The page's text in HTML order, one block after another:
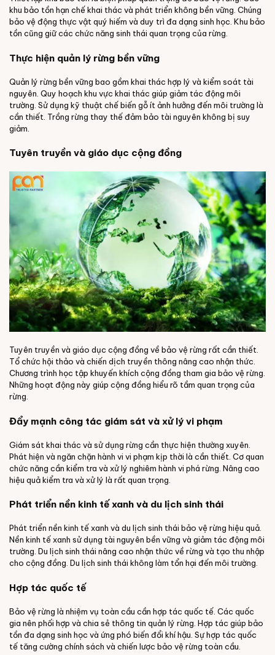
khu bảo tồn hạn chế khai thác và phát triển không bền vững. Chúng
bảo vệ động thực vật quý hiếm và duy trì đa dạng sinh học. Khu bảo
tồn cũng giữ các chức năng sinh thái quan trọng của rừng.
Thực hiện quản lý rừng bền vững
Quản lý rừng bền vững bao gồm khai thác hợp lý và kiểm soát tài
nguyên. Quy hoạch khu vực khai thác giúp giảm tác động môi
trường. Sử dụng kỹ thuật chế biến gỗ ít ảnh hưởng đến môi trường là
cần thiết. Trồng rừng thay thế đảm bảo tài nguyên không bị suy
giảm.
Tuyên truyền và giáo dục cộng đồng
Tuyên truyền và giáo dục cộng đồng về bảo vệ rừng rất cần thiết.
Tổ chức hội thảo và chiến dịch truyền thông nâng cao nhận thức.
Chương trình học tập khuyến khích cộng đồng tham gia bảo vệ rừng.
Những hoạt động này giúp cộng đồng hiểu rõ tầm quan trọng của
rừng.
Đẩy mạnh công tác giám sát và xử lý vi phạm
Giám sát khai thác và sử dụng rừng cần thực hiện thường xuyên.
Phát hiện và ngăn chặn hành vi vi phạm kịp thời là cần thiết. Cơ quan
chức năng cần kiểm tra và xử lý nghiêm hành vi phá rừng. Nâng cao
hiệu quả kiểm tra và xử lý là rất quan trọng.
Phát triển nền kinh tế xanh và du lịch sinh thái
Phát triển nền kinh tế xanh và du lịch sinh thái bảo vệ rừng hiệu quả.
Nền kinh tế xanh sử dụng tài nguyên bền vững và giảm tác động môi
trường. Du lịch sinh thái nâng cao nhận thức về rừng và tạo thu nhập
cho cộng đồng. Du lịch sinh thái không làm tổn hại đến môi trường.
Hợp tác quốc tế
Bảo vệ rừng là nhiệm vụ toàn cầu cần hợp tác quốc tế. Các quốc
gia nên phối hợp và chia sẻ thông tin quản lý rừng. Hợp tác giúp bảo
tồn đa dạng sinh học và ứng phó biến đổi khí hậu. Sự hợp tác quốc
tế tăng cường chính sách và chiến lược bảo vệ rừng toàn cầu.